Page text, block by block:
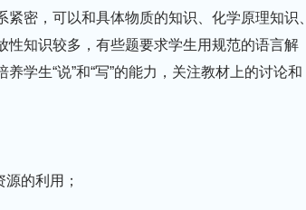
密，可以和具体物质的知识、化学原理知识、
知识较多，有些题要求学生用规范的语言解
学生“说”和“写”的能力，关注教材上的讨论和
的利用；